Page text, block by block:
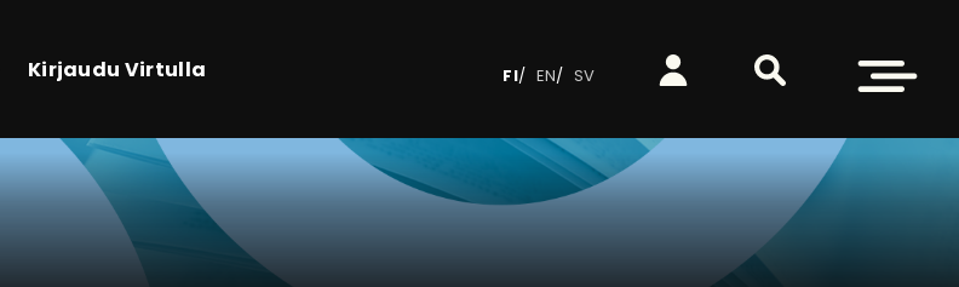
Kirjaudu Virtulla FI EN SV
Kirjaudu Etsi sivustoltaAvaa valikko